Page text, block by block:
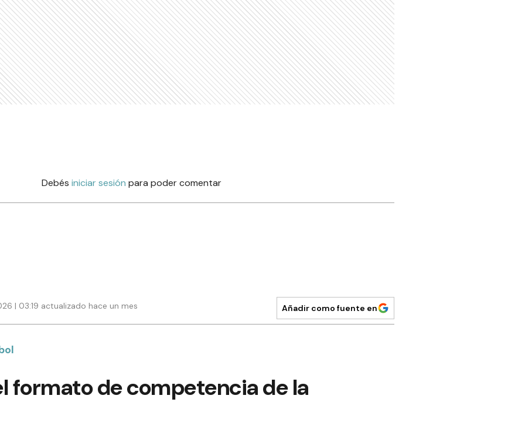
Debés iniciar sesión para poder comentar
| 03:19 actualizado hace un mes Añadir como fuente en
formato de competencia de la